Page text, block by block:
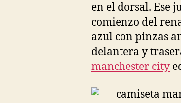
en el dorsal. Ese
comienzo del
azul con pinzas
delantera y
manchester city